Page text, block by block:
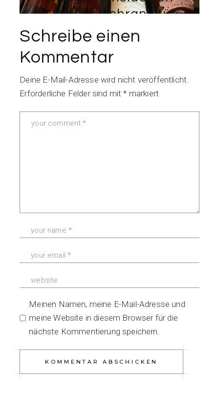
Weinkühlschrank für
Unvergessliche
Verkostungen
Schreibe einen
Kommentar
Deine E-Mail-Adresse wird nicht veröffentlicht.
Erforderliche Felder sind mit* markiert
Meinen Namen, meine E-Mail-Adresse und
meine Website in diesem Browser für die
nächste Kommentierung speichern.
KOMMENTAR ABSCHICKEN